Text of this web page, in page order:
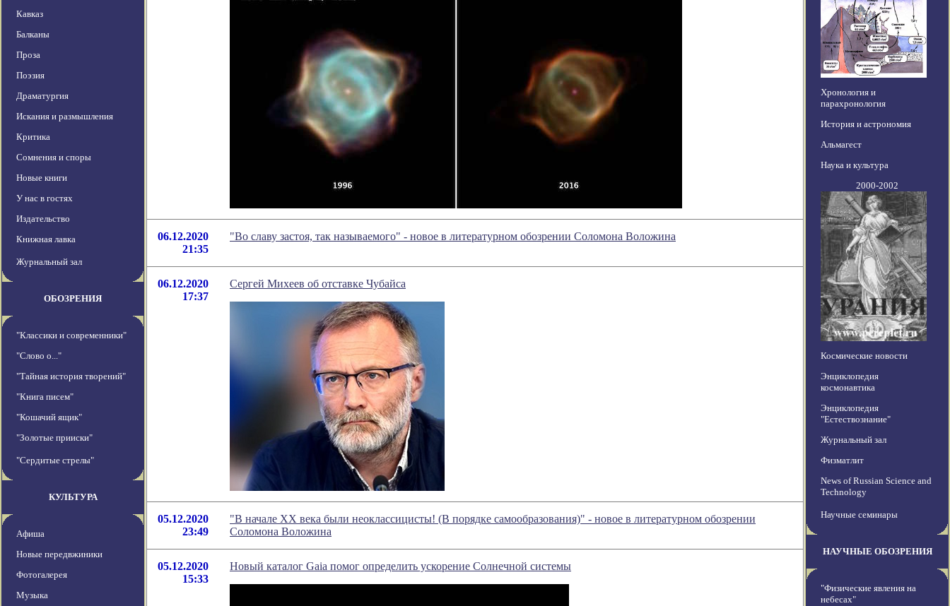
Кавказ
Балканы
Проза
Поэзия
Драматургия
Искания и размышления
Критика
Сомнения и споры
Новые книги
У нас в гостях
Издательство
Книжная лавка
Журнальный зал
ОБОЗРЕНИЯ
"Классики и современники"
"Слово о..."
"Тайная история творений"
"Книга писем"
"Кошачий ящик"
"Золотые прииски"
"Сердитые стрелы"
КУЛЬТУРА
Афиша
Новые передвжиники
Фотогалерея
Музыка
06.12.2020
21:35
"Во славу застоя, так называемого" - новое в литературном обозрении Соломона Воложина
06.12.2020
17:37
Сергей Михеев об отставке Чубайса
05.12.2020
23:49
"В начале ХХ века были неоклассицисты! (В порядке самообразования)" - новое в литературном обозрении
Соломона Воложина
05.12.2020
15:33
Новый каталог Gaia помог определить ускорение Солнечной системы
Хронология и
парахронология
История и астрономия
Альмагест
Наука и культура
2000-2002
Космические новости
Энциклопедия
космонавтика
Энциклопедия
"Естествознание"
Журнальный зал
Физматлит
News of Russian Science and
Technology
Научные семинары
НАУЧНЫЕ ОБОЗРЕНИЯ
"Физические явления на
небесах"